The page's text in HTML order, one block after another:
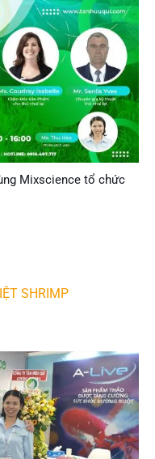
Mixscience tổ chức
SHRIMP